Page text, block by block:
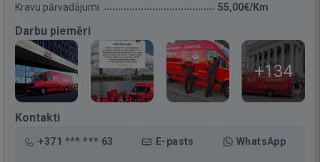
Kravu pārvadājumi 55,00€/Km
Darbu piemēri
+134
Kontakti
+371 *** *** 63 E-pasts WhatsApp